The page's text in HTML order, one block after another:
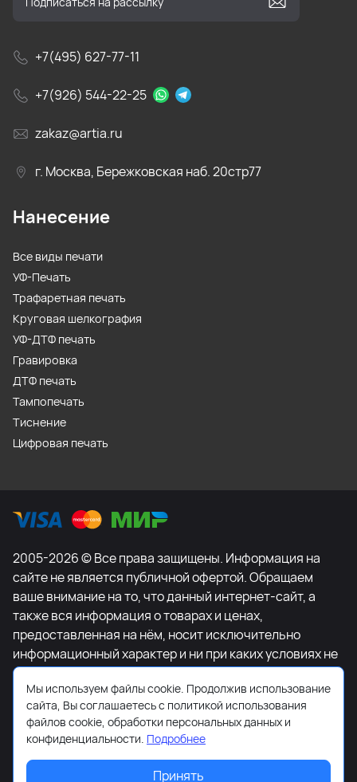
+7(495) 627-77-11
+7(926) 544-22-25
zakaz@artia.ru
г. Москва, Бережковская наб. 20стр77
Нанесение
Все виды печати
УФ-Печать
Трафаретная печать
Круговая шелкография
УФ-ДТФ печать
Гравировка
ДТФ печать
Тампопечать
Тиснение
Цифровая печать
2005-2026 © Все права защищены. Информация на
сайте не является публичной офертой. Обращаем
ваше внимание на то, что данный интернет-сайт, а
также вся информация о товарах и ценах,
предоставленная на нём, носит исключительно
информационный характер и ни при каких условиях не
является публичной офертой, определяемой
положениями Статьи 437 Гражданского кодекса
Российской Федерации. Для получения подробной
информации о наличии и стоимости указанных
товаров и (или) услуг, пожалуйста, обращайтесь к
менеджеру сайта с помощью специальной формы
Мы используем файлы cookie. Продолжив использование
сайта, Вы соглашаетесь с политикой использования
файлов cookie, обработки персональных данных и
конфиденциальности. Подробнее
Принять